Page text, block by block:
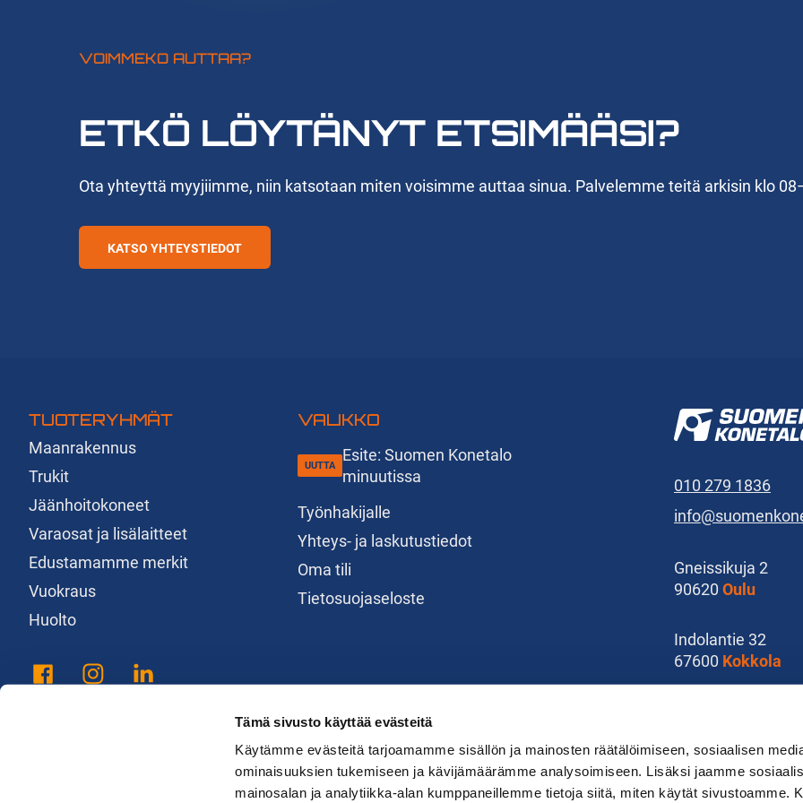
Tämä sivusto käyttää evästeitä
Käytämme evästeitä tarjoamamme sisällön ja mainosten räätälöimiseen, sosiaalisen
ominaisuuksien tukemiseen ja kävijämäärämme analysoimiseen. Lisäksi jaamme
mainosalan ja analytiikka-alan kumppaneillemme tietoja siitä, miten käytät sivustoamme.
VOIMMEKO AUTTAA?
ETKÖ LÖYTÄNYT ETSIMÄÄSI?
Ota yhteyttä myyjiimme, niin katsotaan miten voisimme auttaa sinua. Palvelemme teitä arkisin klo
KATSO YHTEYSTIEDOT
TUOTERYHMÄT
Maanrakennus
Trukit
Jäänhoitokoneet
Varaosat ja lisälaitteet
Edustamamme merkit
Vuokraus
Huolto
VALIKKO
Esite: Suomen Konetalo
minuutissa
Työnhakijalle
Yhteys- ja laskutustiedot
Oma tili
Tietosuojaseloste
010 279 1836
Gneissikuja 2
90620 Oulu
Indolantie 32
67600 Kokkola